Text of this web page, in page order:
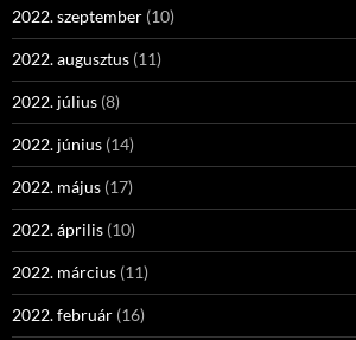
2022. szeptember (10)
2022. augusztus (11)
2022. július (8)
2022. június (14)
2022. május (17)
2022. április (10)
2022. március (11)
2022. február (16)